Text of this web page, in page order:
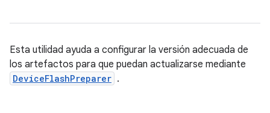
Esta utilidad ayuda a configurar la versión adecuada de
los artefactos para que puedan actualizarse mediante
DeviceFlashPreparer .